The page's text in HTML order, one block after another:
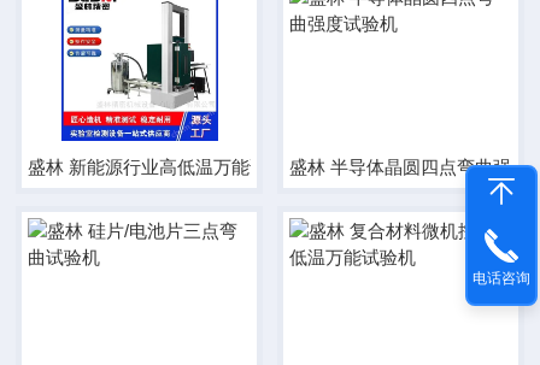
盛林 新能源行业高低温万能试验机盛林 半导体晶圆四点弯曲强度
电话咨询